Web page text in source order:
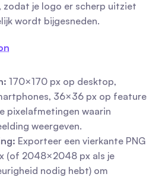
zodat je logo er scherp uitziet
wordt bijgesneden.
170×170 px op desktop,
36×36 px op feature
pixelafmetingen waarin
weergeven.
Exporteer een vierkante PNG
(of 2048×2048 px als je
nodig hebt) om